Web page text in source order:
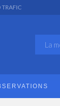
TRAFIC